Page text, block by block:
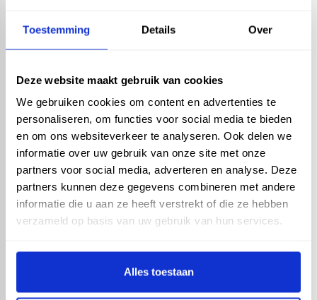
Toestemming Details Over
Deze website maakt gebruik van cookies
We gebruiken cookies om content en advertenties te
personaliseren, om functies voor social media te bieden
en om ons websiteverkeer te analyseren. Ook delen we
informatie over uw gebruik van onze site met onze
partners voor social media, adverteren en analyse. Deze
partners kunnen deze gegevens combineren met andere
informatie die u aan ze heeft verstrekt of die ze hebben
verzameld op basis van uw gebruik van hun services.
Alles toestaan
Vario - Gootuitloop met
wartel en bladvanger
80mm